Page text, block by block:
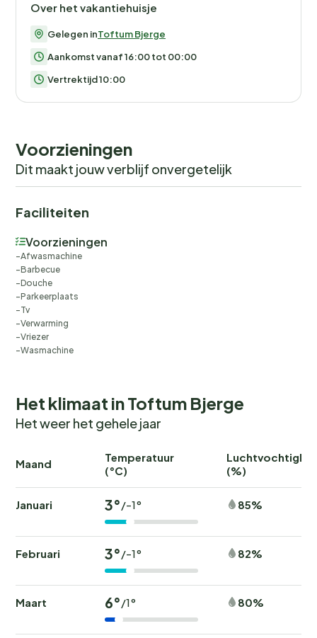
Over het vakantiehuisje
Gelegen inToftum Bjerge
Aankomst vanaf 16:00 tot 00:00
Vertrektijd 10:00
Voorzieningen
Dit maakt jouw verblijf onvergetelijk
Faciliteiten
Voorzieningen
Afwasmachine
Barbecue
Douche
Parkeerplaats
Tv
Verwarming
Vriezer
Wasmachine
Het klimaat in Toftum Bjerge
Het weer het gehele jaar
Maand
Temperatuur
(°C)
(%)
Januari 3°/-1° 85%
Februari 3°/-1° 82%
Maart 6°/1° 80%